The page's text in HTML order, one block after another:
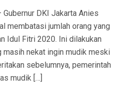
DKI Jakarta Anies
membatasi jumlah orang yang
Idul Fitri 2020. Ini dilakukan
masih nekat ingin mudik meski
sebelumnya, pemerintah
mudik […]